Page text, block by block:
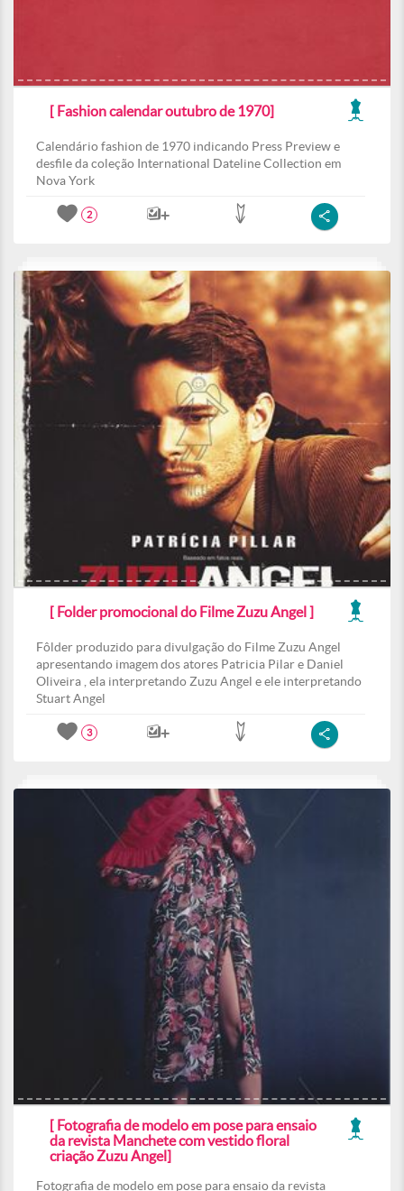
[ Fashion calendar outubro de 1970]
Calendário fashion de 1970 indicando Press Preview e
desfile da coleção International Dateline Collection em
Nova York
2
[ Folder promocional do Filme Zuzu Angel ]
Fôlder produzido para divulgação do Filme Zuzu Angel
apresentando imagem dos atores Patricia Pilar e Daniel
Oliveira , ela interpretando Zuzu Angel e ele interpretando
Stuart Angel
3
[ Fotografia de modelo em pose para ensaio
da revista Manchete com vestido floral
criação Zuzu Angel]
Fotografia de modelo em pose para ensaio da revista